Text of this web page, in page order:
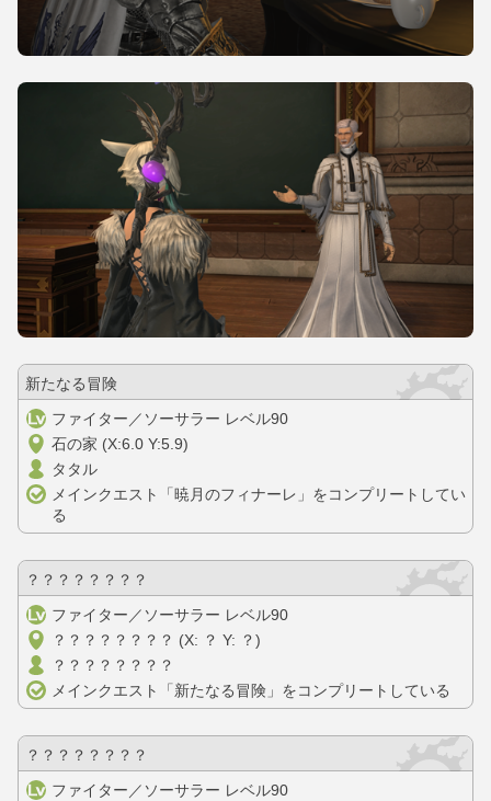
新たなる冒険
ファイター／ソーサラー レベル90
石の家 (X:6.0 Y:5.9)
タタル
メインクエスト「暁月のフィナーレ」をコンプリートしてい
る
？？？？？？？？
ファイター／ソーサラー レベル90
？？？？？？？？ (X: ？ Y: ？)
？？？？？？？？
メインクエスト「新たなる冒険」をコンプリートしている
？？？？？？？？
ファイター／ソーサラー レベル90